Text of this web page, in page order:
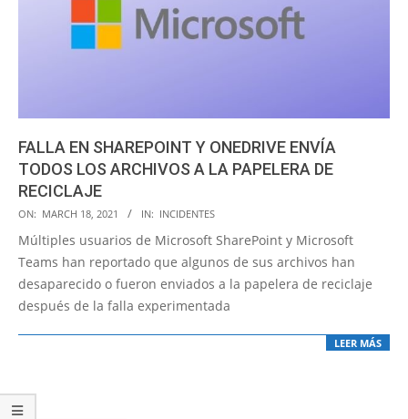
FALLA EN SHAREPOINT Y ONEDRIVE ENVÍA
TODOS LOS ARCHIVOS A LA PAPELERA DE
RECICLAJE
2021-
03-
18
ON: MARCH 18, 2021 IN: INCIDENTES
Múltiples usuarios de Microsoft SharePoint y Microsoft
Teams han reportado que algunos de sus archivos han
desaparecido o fueron enviados a la papelera de reciclaje
después de la falla experimentada
LEER MÁS